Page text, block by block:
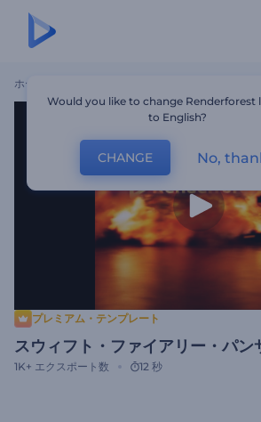
ホーム スウィフト・ファイアリー
プレミアム・テンプレート
スウィフト・ファイアリー・パン
1K+ エクスポート数 12 秒
Would you like to change Renderforest
to English?
CHANGE No,